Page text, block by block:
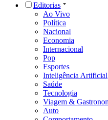
Editorias
Ao Vivo
Política
Nacional
Economia
Internacional
Pop
Esportes
Inteligência Artificial
Saúde
Tecnologia
Viagem &
Auto